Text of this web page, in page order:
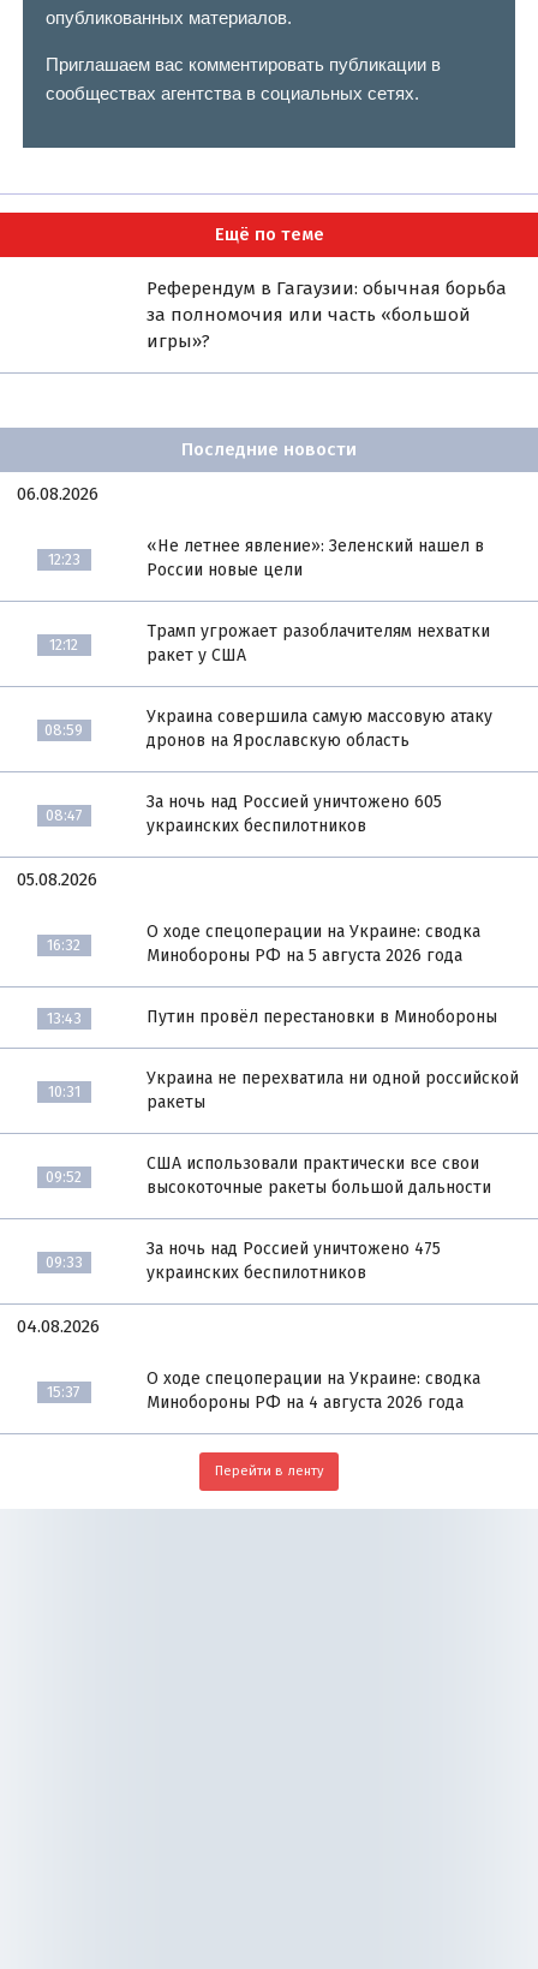
опубликованных материалов.
Приглашаем вас комментировать публикации в
сообществах агентства в социальных сетях.
Ещё по теме
Референдум в Гагаузии: обычная борьба
за полномочия или часть «большой
игры»?
Последние новости
06.08.2026
12:23
«Не летнее явление»: Зеленский нашел в
России новые цели
12:12
Трамп угрожает разоблачителям нехватки
ракет у США
08:59
Украина совершила самую массовую атаку
дронов на Ярославскую область
08:47
За ночь над Россией уничтожено 605
украинских беспилотников
05.08.2026
16:32
О ходе спецоперации на Украине: сводка
Минобороны РФ на 5 августа 2026 года
13:43 Путин провёл перестановки в Минобороны
10:31
Украина не перехватила ни одной российской
ракеты
09:52
США использовали практически все свои
высокоточные ракеты большой дальности
09:33
За ночь над Россией уничтожено 475
украинских беспилотников
04.08.2026
15:37
О ходе спецоперации на Украине: сводка
Минобороны РФ на 4 августа 2026 года
Перейти в ленту